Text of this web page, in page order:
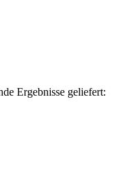
Ergebnisse geliefert: